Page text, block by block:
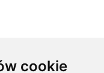
cookie